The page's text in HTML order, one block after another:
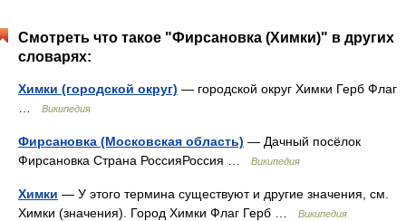
Смотреть что такое "Фирсановка (Химки)" в других
словарях:
Химки (городской округ) — городской округ Химки Герб Флаг
Википедия
Фирсановка (Московская область) — Дачный посёлок
Фирсановка Страна РоссияРоссия …
Википедия
Химки — У этого термина существуют и другие значения, см.
Химки (значения). Город Химки Флаг Герб …
Википедия